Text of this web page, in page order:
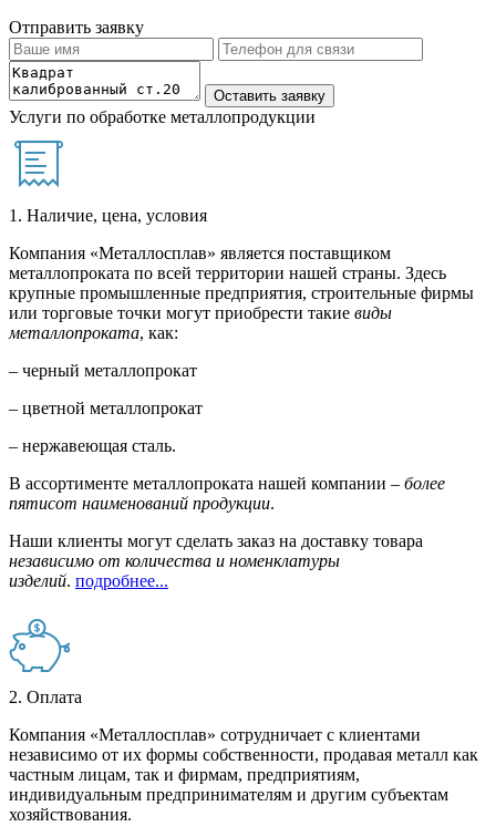
Отправить заявку
Услуги по обработке металлопродукции
1. Наличие, цена, условия
Компания «Металлосплав» является поставщиком
металлопроката по всей территории нашей страны. Здесь
крупные промышленные предприятия, строительные фирмы
или торговые точки могут приобрести такие виды
металлопроката, как:
– черный металлопрокат
– цветной металлопрокат
– нержавеющая сталь.
В ассортименте металлопроката нашей компании – более
пятисот наименований продукции.
Наши клиенты могут сделать заказ на доставку товара
независимо от количества и номенклатуры
изделий. подробнее...
2. Оплата
Компания «Металлосплав» сотрудничает с клиентами
независимо от их формы собственности, продавая металл как
частным лицам, так и фирмам, предприятиям,
индивидуальным предпринимателям и другим субъектам
хозяйствования.